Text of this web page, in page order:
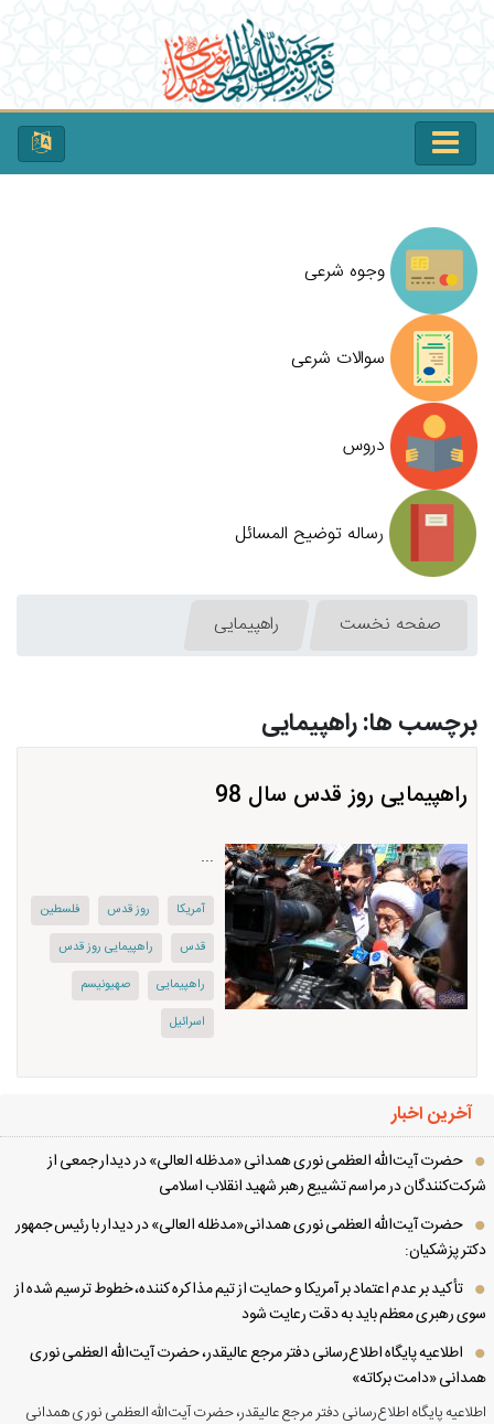
وجوه شرعی
سوالات شرعی
دروس
رساله توضیح المسائل
صفحه نخست راهپیمایی
برچسب ها: راهپیمایی
راهپیمایی روز قدس سال 98
...
آمریكا روز قدس
فلسطین
قدس
راهپیمایی روز قدس
راهپیمایی
صهیونیسم
اسرائیل
آخرین اخبار
حضرت آیت‌الله العظمی نوری همدانی «مدظله العالی» در دیدار جمعی از
در مراسم تشییع رهبر شهید انقلاب اسلامی
حضرت آیت‌الله العظمی نوری همدانی«مدظله العالی» در دیدار با رئیس جمهور
پزشکیان:
تأکید بر عدم اعتماد بر آمریکا و حمایت از تیم مذاکره کننده، خطوط ترسیم شده از
رهبری معظم باید به دقت رعایت شود
اطلاعیه پایگاه اطلاع‌رسانی دفتر مرجع عالیقدر، حضرت آیت‌الله العظمی نوری
«دامت برکاته»
پایگاه اطلاع‌رسانی دفتر مرجع عالیقدر، حضرت آیت‌الله العظمی نوری همدانی